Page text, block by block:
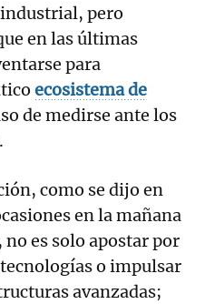
pero
en las últimas
para
ecosistema de
de medirse ante los
como se dijo en
en la mañana
no es solo apostar por
o impulsar
avanzadas;